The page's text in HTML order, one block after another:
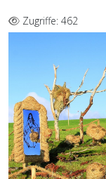
Zugriffe: 462